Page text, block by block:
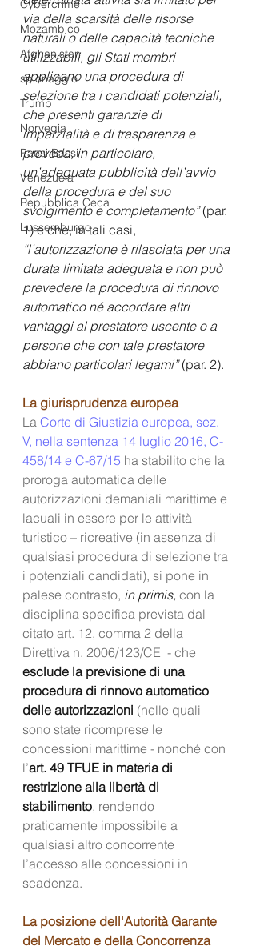
Cybercrime
Mozambico
Afghanistan
spionaggio
Trump
Norvegia
Paesi Bassi
Venezuela
Repubblica Ceca
Lussemburgo
via della scarsità delle risorse
naturali o delle capacità tecniche
utilizzabili, gli Stati membri
applicano una procedura di
selezione tra i candidati potenziali,
che presenti garanzie di
imparzialità e di trasparenza e
preveda, in particolare,
un’adeguata pubblicità dell’avvio
della procedura e del suo
svolgimento e completamento” (par.
1) e che, in tali casi,
“l’autorizzazione è rilasciata per una
durata limitata adeguata e non può
prevedere la procedura di rinnovo
automatico né accordare altri
vantaggi al prestatore uscente o a
persone che con tale prestatore
abbiano particolari legami” (par. 2).
La giurisprudenza europea
La Corte di Giustizia europea, sez.
V, nella sentenza 14 luglio 2016, C-
458/14 e C-67/15 ha stabilito che la
proroga automatica delle
autorizzazioni demaniali marittime e
lacuali in essere per le attività
turistico – ricreative (in assenza di
qualsiasi procedura di selezione tra
i potenziali candidati), si pone in
palese contrasto, in primis, con la
disciplina specifica prevista dal
citato art. 12, comma 2 della
Direttiva n. 2006/123/CE  - che
esclude la previsione di una
procedura di rinnovo automatico
delle autorizzazioni (nelle quali
sono state ricomprese le
concessioni marittime - nonché con
l’art. 49 TFUE in materia di
restrizione alla libertà di
stabilimento, rendendo
praticamente impossibile a
qualsiasi altro concorrente
l’accesso alle concessioni in
scadenza.
La posizione dell'Autorità Garante
del Mercato e della Concorrenza